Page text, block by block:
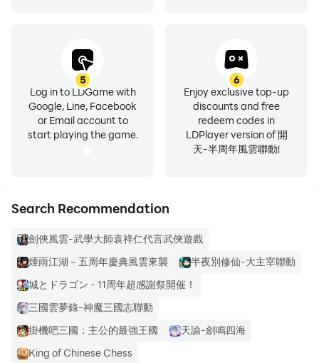
5
Log in to LDGame with
Google, Line, Facebook
or Email account to
start playing the game.
6
Enjoy exclusive top-up
discounts and free
redeem codes in
LDPlayer version of 開
天-半周年風雲聯動!
Search Recommendation
劍俠風雲-武學大師袁祥仁代言武俠遊戲
煙雨江湖－五周年慶典風雲來襲
半夜別修仙-大主宰聯動
城とドラゴン - 11周年超感謝祭開催！
三國雲夢錄-神魔三國志聯動
掛機吧三國：主公的最強王國
天諭-劍鳴四海
King of Chinese Chess